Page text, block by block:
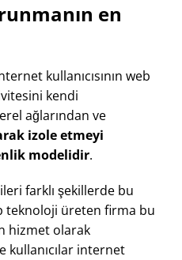
en
kullanıcısının web
kendi
ağlarından ve
izole etmeyi
modelidir.
farklı şekillerde bu
teknoloji üreten firma bu
hizmet olarak
kullanıcılar internet